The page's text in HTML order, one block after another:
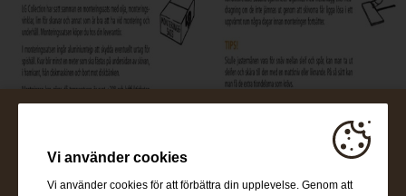
Vi använder cookies
Vi använder cookies för att förbättra din upplevelse. Genom att